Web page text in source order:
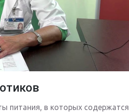
питания, в которых содержатся